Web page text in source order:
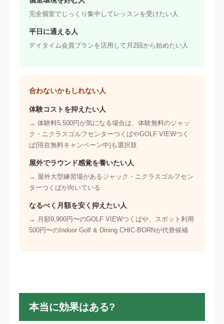
完全個室でじっくり集中してレッスンを受けたい人
平日に通える人
デイタイム会員プランを活用して月2回から始めたい人
合わないかもしれない人
体験コストを抑えたい人
→ 体験料5,500円が気になる場合は、体験無料のジャッ
ク・ニクラスゴルフセンターつくばやGOLF VIEWつく
ば(現在無料キャンペーン中)も選択肢
屋外でラウンド感覚を養いたい人
→ 屋外大型練習場があるジャック・ニクラスゴルフセン
ターつくばが向いている
なるべく月額を安く抑えたい人
→ 月額9,900円〜のGOLF VIEWつくばや、スポット利用
500円〜のIndoor Golf & Dining CHIC-BORNが代替候補
本当に効果はある?